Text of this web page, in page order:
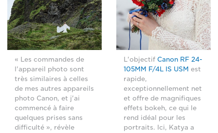
« Les commandes de
l'appareil photo sont
très similaires à celles
de mes autres appareils
photo Canon, et j'ai
commencé à faire
quelques prises sans
difficulté », révèle
L'objectif Canon RF 24-
105MM F/4L IS USM est
rapide,
exceptionnellement net
et offre de magnifiques
effets bokeh, ce qui le
rend idéal pour les
portraits. Ici, Katya a